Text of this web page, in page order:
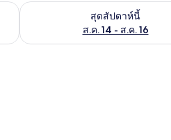
ค. 9 - ส.ค. 10
สุดสัปดาห์นี้
ส.ค. 14 - ส.ค. 16
ตรวจสอบจำนวนห้องพักว่างใน